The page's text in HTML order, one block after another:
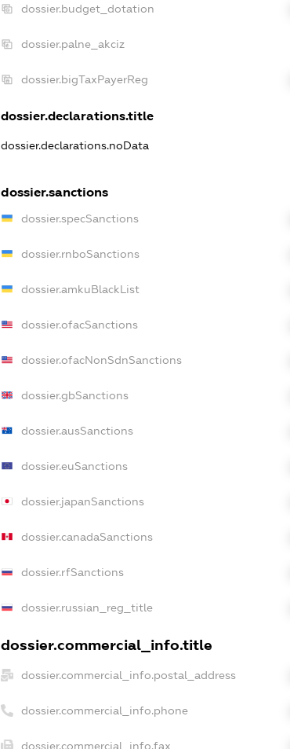
dossier.budget_dotation
dossier.palne_akciz
dossier.bigTaxPayerReg
dossier.declarations.title
dossier.declarations.noData
dossier.sanctions
dossier.specSanctions
dossier.rnboSanctions
dossier.amkuBlackList
dossier.ofacSanctions
dossier.ofacNonSdnSanctions
dossier.gbSanctions
dossier.ausSanctions
dossier.euSanctions
dossier.japanSanctions
dossier.canadaSanctions
dossier.rfSanctions
dossier.russian_reg_title
dossier.commercial_info.title
dossier.commercial_info.postal_address
dossier.commercial_info.phone
dossier.commercial_info.fax